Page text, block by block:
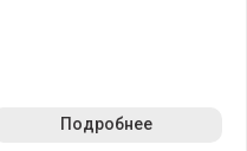
Подробнее